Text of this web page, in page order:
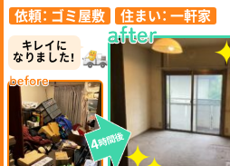
依頼： ゴミ屋敷 住まい： 一軒家
キレイに
なりました！
4時間後